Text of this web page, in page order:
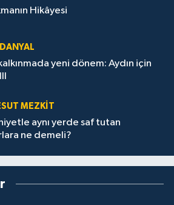
Hikâyesi
yeni dönem: Aydın için
MEZKIT
aynı yerde saf tutan
ne demeli?